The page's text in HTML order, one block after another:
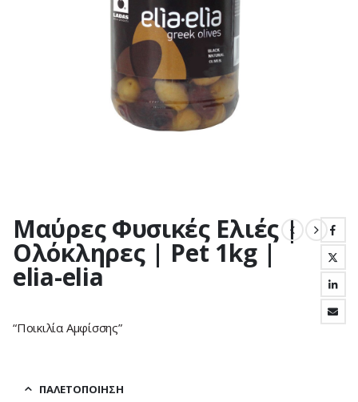
Μαύρες Φυσικές Ελιές |
Ολόκληρες | Pet 1kg |
elia-elia
“Ποικιλία Αμφίσσης”
ΠΑΛΕΤΟΠΟΊΗΣΗ